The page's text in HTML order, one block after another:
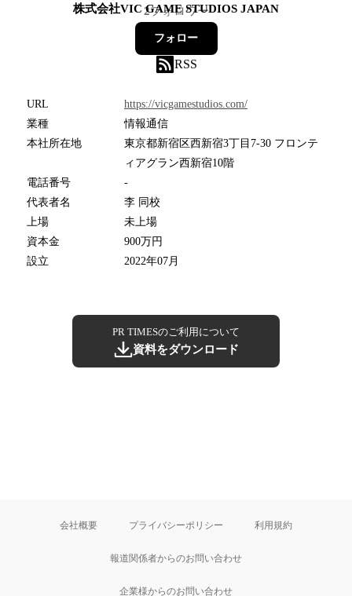
株式会社VIC GAME STUDIOS JAPAN
2フォロワー
フォロー
RSS
URL
https://vicgamestudios.com/
業種
情報通信
本社所在地
東京都新宿区西新宿3丁目7-30 フロンテ
ィアグラン西新宿10階
電話番号
-
代表者名
李 同校
上場
未上場
資本金
900万円
設立
2022年07月
PR TIMESのご利用について
資料をダウンロード
会社概要 プライバシーポリシー 利用規約
報道関係者からのお問い合わせ
企業様からのお問い合わせ